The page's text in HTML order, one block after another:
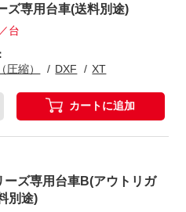
ズ専用台車(送料別途)
台
圧縮） DXF XT
カートに追加
ーズ専用台車B(アウトリガ
別途)